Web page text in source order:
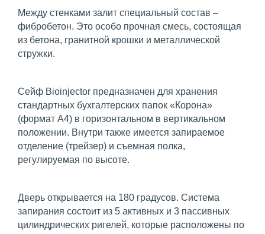
Между стенками залит специальный состав –
фибробетон. Это особо прочная смесь, состоящая
из бетона, гранитной крошки и металлической
стружки.
Сейф Bioinjector предназначен для хранения
стандартных бухгалтерских папок «Корона»
(формат А4) в горизонтальном в вертикальном
положении. Внутри также имеется запираемое
отделение (трейзер) и съемная полка,
регулируемая по высоте.
Дверь открывается на 180 градусов. Система
запирания состоит из 5 активных и 3 пассивных
цилиндрических ригелей, которые расположены по